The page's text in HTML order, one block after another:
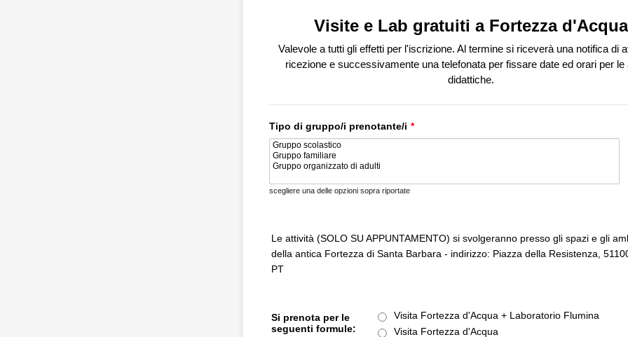
Visite e Lab gratuiti a Fortezza d'Acqua
Valevole a tutti gli effetti per l'iscrizione. Al termine si riceverà una notifica di
ricezione e successivamente una telefonata per fissare date ed orari per le
didattiche.
Tipo di gruppo/i prenotante/i *
scegliere una delle opzioni sopra riportate
Le attività (SOLO SU APPUNTAMENTO) si svolgeranno presso gli spazi e gli
della antica Fortezza di Santa Barbara - indirizzo: Piazza della Resistenza,
PT
Si prenota per le
seguenti formule:
Visita Fortezza d'Acqua + Laboratorio Flumina
Visita Fortezza d'Acqua